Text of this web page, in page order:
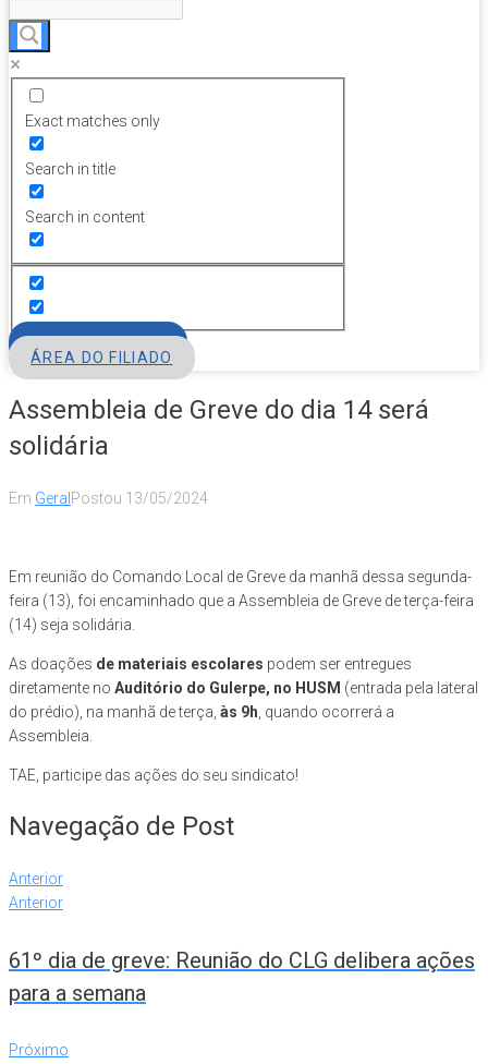
Exact matches only
Search in title
Search in content
ÁREA DO FILIADO
Assembleia de Greve do dia 14 será
solidária
Em Geral Postou 13/05/2024
Em reunião do Comando Local de Greve da manhã dessa segunda-
feira (13), foi encaminhado que a Assembleia de Greve de terça-feira
(14) seja solidária.
As doações de materiais escolares podem ser entregues
diretamente no Auditório do Gulerpe, no HUSM (entrada pela lateral
do prédio), na manhã de terça, às 9h , quando ocorrerá a
Assembleia.
TAE, participe das ações do seu sindicato!
Navegação de Post
Anterior
Anterior
61º dia de greve: Reunião do CLG delibera ações
para a semana
Próximo